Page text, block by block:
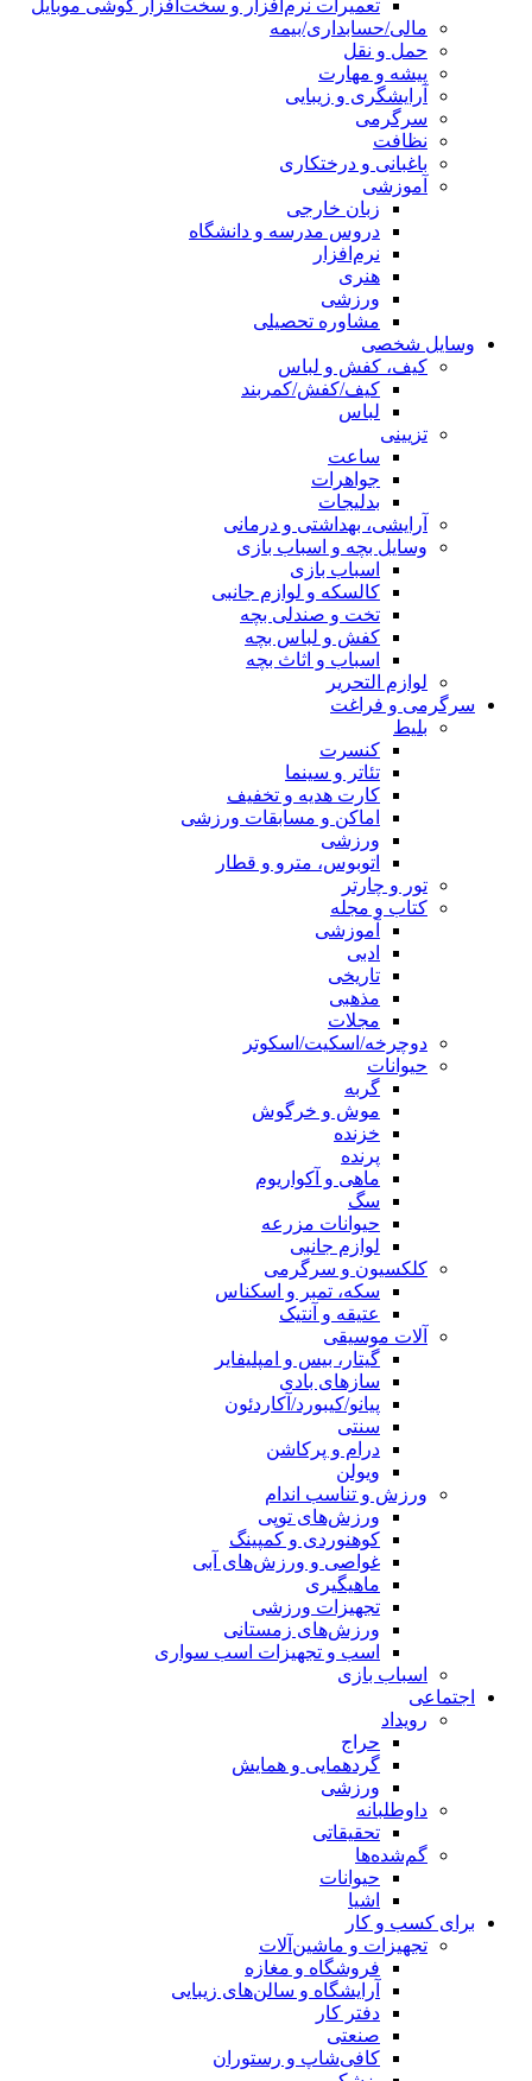
تعمیرات نرم‌افزار و سخت‌افزار گوشی موبایل
مالی/حسابداری/بیمه
حمل و نقل
پیشه و مهارت
آرایشگری و زیبایی
سرگرمی
نظافت
باغبانی و درختکاری
آموزشی
زبان خارجی
دروس مدرسه و دانشگاه
نرم‌افزار
هنری
ورزشی
مشاوره تحصیلی
وسایل شخصی
کیف، کفش و لباس
کیف/کفش/کمربند
لباس
تزیینی
ساعت
جواهرات
بدلیجات
آرایشی، بهداشتی و درمانی
وسایل بچه و اسباب بازی
اسباب بازی
کالسکه و لوازم جانبی
تخت و صندلی بچه
کفش و لباس بچه
اسباب و اثاث بچه
لوازم التحریر
سرگرمی و فراغت
بلیط
کنسرت
تئاتر و سینما
کارت هدیه و تخفیف
اماکن و مسابقات ورزشی
ورزشی
اتوبوس، مترو و قطار
تور و چارتر
کتاب و مجله
آموزشی
ادبی
تاریخی
مذهبی
مجلات
دوچرخه/اسکیت/اسکوتر
حیوانات
گربه
موش و خرگوش
خزنده
پرنده
ماهی و آکواریوم
سگ
حیوانات مزرعه
لوازم جانبی
کلکسیون و سرگرمی
سکه، تمبر و اسکناس
عتیقه و آنتیک
آلات موسیقی
گیتار، بیس و امپلیفایر
سازهای بادی
پیانو/کیبورد/آکاردئون
سنتی
درام و پرکاشن
ویولن
ورزش و تناسب اندام
ورزش‌های توپی
کوهنوردی و کمپینگ
غواصی و ورزش‌های آبی
ماهیگیری
تجهیزات ورزشی
ورزش‌های زمستانی
اسب و تجهیزات اسب سواری
اسباب‌ بازی
اجتماعی
رویداد
حراج
گردهمایی و همایش
ورزشی
داوطلبانه
تحقیقاتی
گم‌شده‌ها
حیوانات
اشیا
برای کسب و کار
تجهیزات و ماشین‌آلات
فروشگاه و مغازه
آرایشگاه و سالن‌های زیبایی
دفتر کار
صنعتی
کافی‌شاپ و رستوران